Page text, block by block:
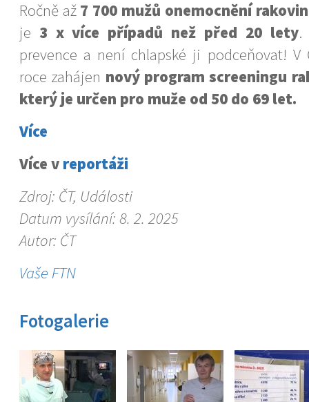
Ročně až 7 700 mužů onemocnění
je 3 x více případů než před 20 lety.
prevence a není chlapské ji podceňovat! V
roce zahájen nový program screeningu
který je určen pro muže od 50 do 69 let.
Více
Více v reportáži
Zdroj: ČT, Události
Datum vysílání: 8. 2. 2025
Autor: ČT
Vaše FTN
Fotogalerie